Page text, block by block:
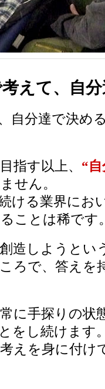
えて、自
自分達で決め
指す以上、 “
せん。
ける業界にお
ことは稀です
造しようとい
ろで、答えを
に手探りの状
をし続けます
えを身に付け